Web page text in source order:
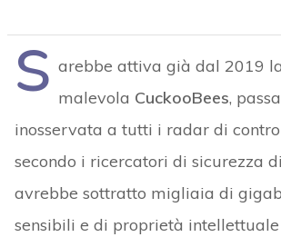
S arebbe attiva già dal 2019
malevola CuckooBees,
inosservata a tutti i radar di
secondo i ricercatori di sicurezza
avrebbe sottratto migliaia di
sensibili e di proprietà